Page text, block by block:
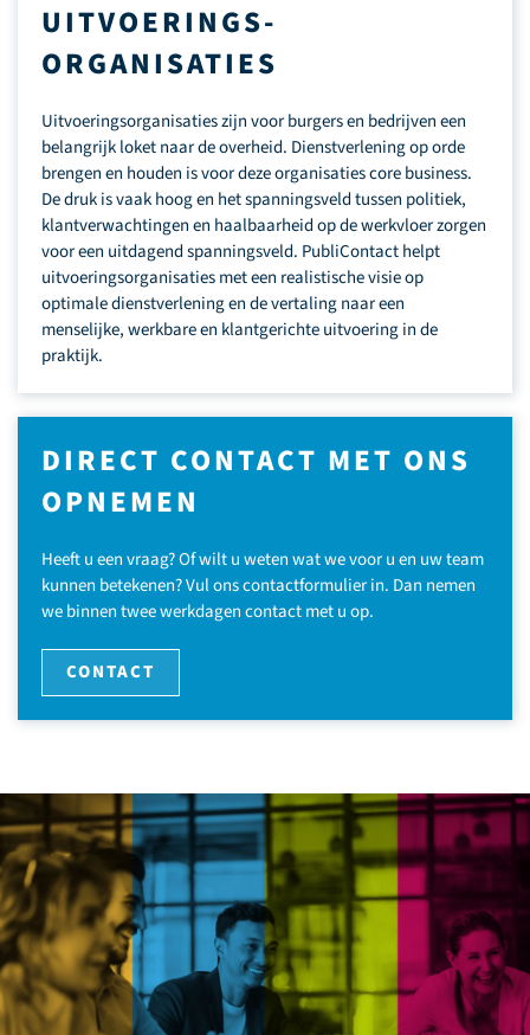
UITVOERINGS­
ORGANISATIES
Uitvoeringsorganisaties zijn voor burgers en bedrijven een
belangrijk loket naar de overheid. Dienstverlening op orde
brengen en houden is voor deze organisaties core business.
De druk is vaak hoog en het spanningsveld tussen politiek,
klantverwachtingen en haalbaarheid op de werkvloer zorgen
voor een uitdagend spanningsveld. PubliContact helpt
uitvoeringsorganisaties met een realistische visie op
optimale dienstverlening en de vertaling naar een
menselijke, werkbare en klantgerichte uitvoering in de
praktijk.
DIRECT CONTACT MET ONS
OPNEMEN
Heeft u een vraag? Of wilt u weten wat we voor u en uw team
kunnen betekenen? Vul ons contactformulier in. Dan nemen
we binnen twee werkdagen contact met u op.
CONTACT